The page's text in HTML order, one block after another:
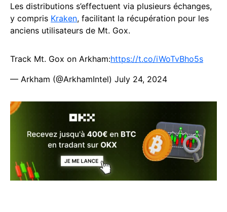
Les distributions s’effectuent via plusieurs échanges,
y compris Kraken, facilitant la récupération pour les
anciens utilisateurs de Mt. Gox.
Track Mt. Gox on Arkham:https://t.co/iWoTvBho5s
— Arkham (@ArkhamIntel) July 24, 2024